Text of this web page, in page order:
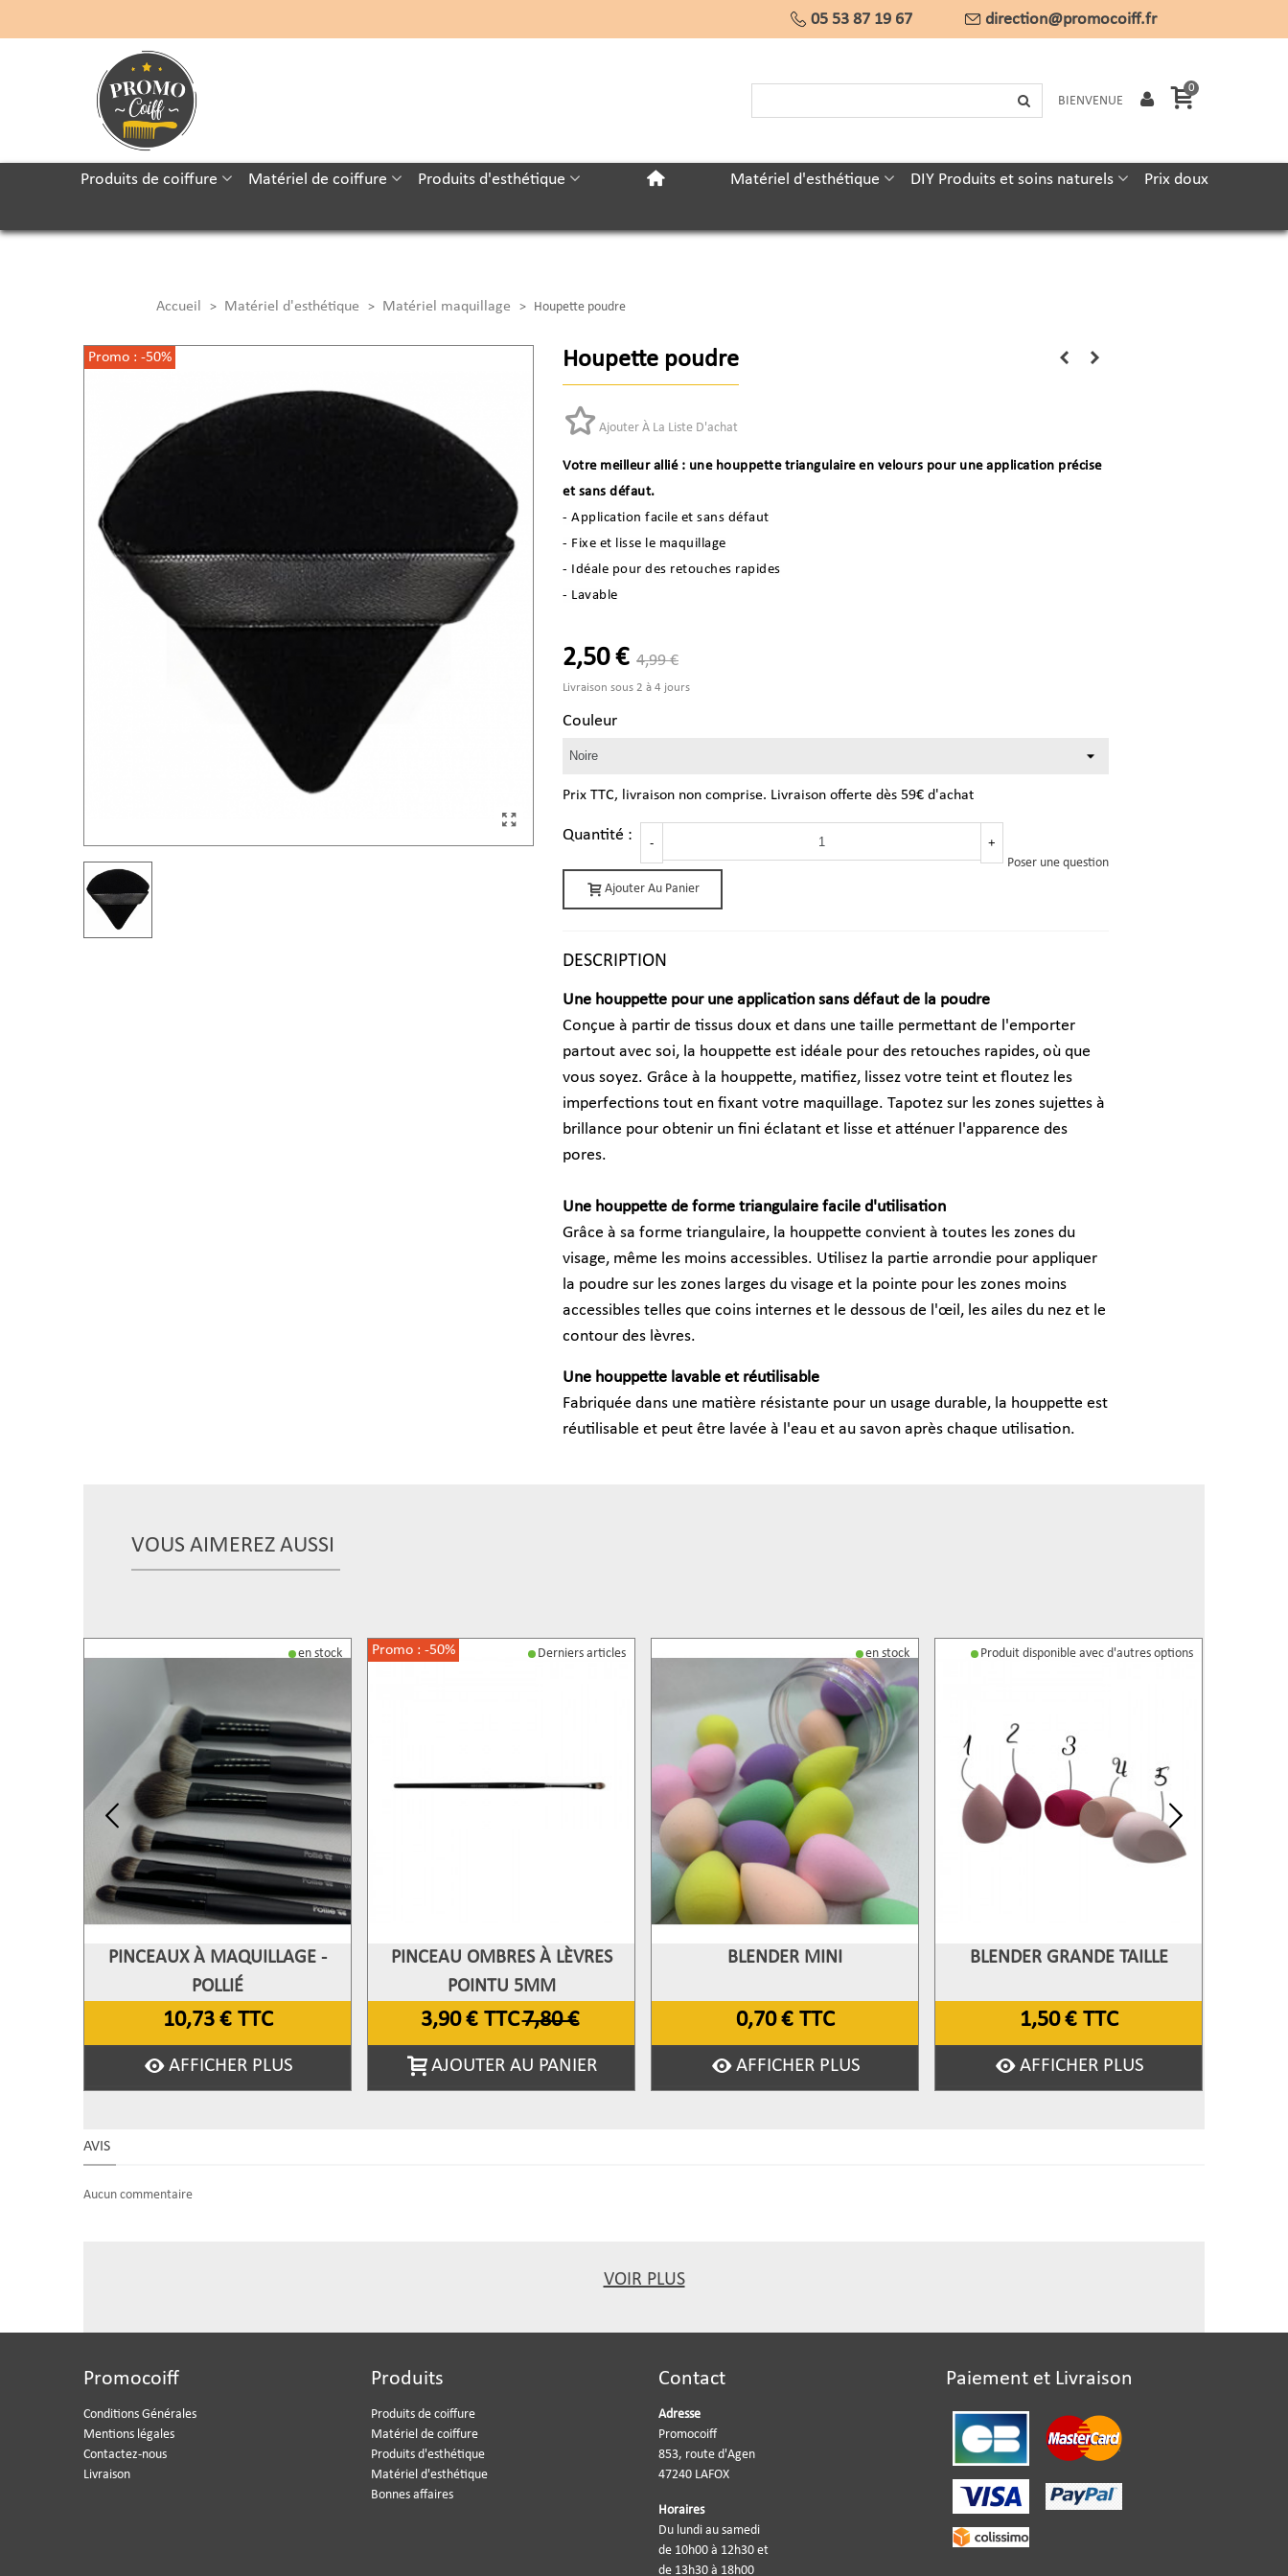
05 53 87 19 67 direction@promocoiff.fr
BIENVENUE
0
Produits de coiffure Matériel de coiffure Produits d'esthétique Matériel d'esthétique DIY Produits et soins naturels Prix doux
Accueil > Matériel d'esthétique > Matériel maquillage > Houpette poudre
Promo : -50% Houpette poudre
Ajouter À La Liste D'achat
Votre meilleur allié : une houppette triangulaire en velours pour une application précise
et sans défaut.
- Application facile et sans défaut
- Fixe et lisse le maquillage
- Idéale pour des retouches rapides
- Lavable
2,50 € 4,99 €
Livraison sous 2 à 4 jours
Couleur
Prix TTC, livraison non comprise. Livraison offerte dès 59€ d'achat
Quantité : - +
Ajouter Au Panier
Poser une question
DESCRIPTION
Une houppette pour une application sans défaut de la poudre
Conçue à partir de tissus doux et dans une taille permettant de l'emporter
partout avec soi, la houppette est idéale pour des retouches rapides, où que
vous soyez. Grâce à la houppette, matifiez, lissez votre teint et floutez les
imperfections tout en fixant votre maquillage. Tapotez sur les zones sujettes à
brillance pour obtenir un fini éclatant et lisse et atténuer l'apparence des
pores.
Une houppette de forme triangulaire facile d'utilisation
Grâce à sa forme triangulaire, la houppette convient à toutes les zones du
visage, même les moins accessibles. Utilisez la partie arrondie pour appliquer
la poudre sur les zones larges du visage et la pointe pour les zones moins
accessibles telles que coins internes et le dessous de l'œil, les ailes du nez et le
contour des lèvres.
Une houppette lavable et réutilisable
Fabriquée dans une matière résistante pour un usage durable, la houppette est
réutilisable et peut être lavée à l'eau et au savon après chaque utilisation.
VOUS AIMEREZ AUSSI
en stock
Afficher Plus
PINCEAUX À MAQUILLAGE -
POLLIÉ
10,73 € TTC
AFFICHER PLUS
Derniers articles
Promo : -50%
Afficher Plus
PINCEAU OMBRES À LÈVRES
POINTU 5MM
3,90 € TTC7,80 €
AJOUTER AU PANIER
en stock
Afficher Plus
BLENDER MINI
0,70 € TTC
AFFICHER PLUS
Produit disponible avec d'autres options
Afficher Plus
BLENDER GRANDE TAILLE
1,50 € TTC
AFFICHER PLUS
AVIS
Aucun commentaire
VOIR PLUS
Promocoiff
Conditions Générales
Mentions légales
Contactez-nous
Livraison
Produits
Produits de coiffure
Matériel de coiffure
Produits d'esthétique
Matériel d'esthétique
Bonnes affaires
Contact
Adresse
Promocoiff
853, route d'Agen
47240 LAFOX
Horaires
Du lundi au samedi
de 10h00 à 12h30 et
de 13h30 à 18h00
Paiement et Livraison